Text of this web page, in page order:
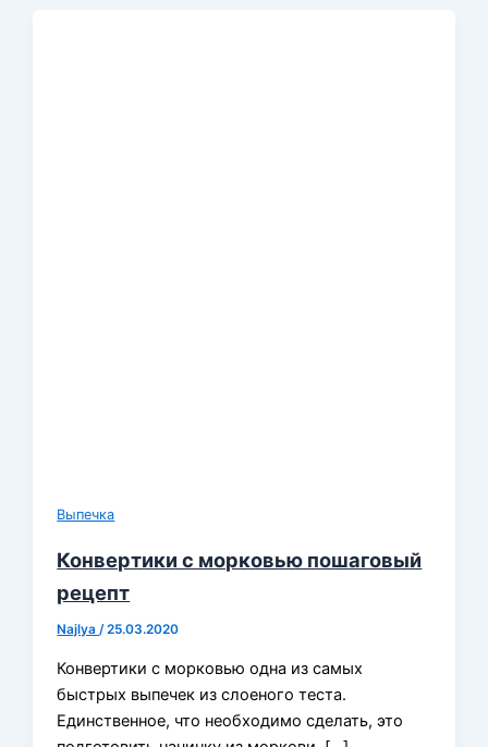
Выпечка
Конвертики с морковью пошаговый
рецепт
Najlya/25.03.2020
Конвертики с морковью одна из самых
быстрых выпечек из слоеного теста.
Единственное, что необходимо сделать, это